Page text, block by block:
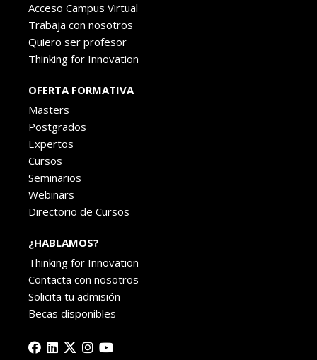
Acceso Campus Virtual
Trabaja con nosotros
Quiero ser profesor
Thinking for Innovation
OFERTA FORMATIVA
Masters
Postgrados
Expertos
Cursos
Seminarios
Webinars
Directorio de Cursos
¿HABLAMOS?
Thinking for Innovation
Contacta con nosotros
Solicita tu admisión
Becas disponibles
Facebook
Linkedin
X Instagram
YouTube